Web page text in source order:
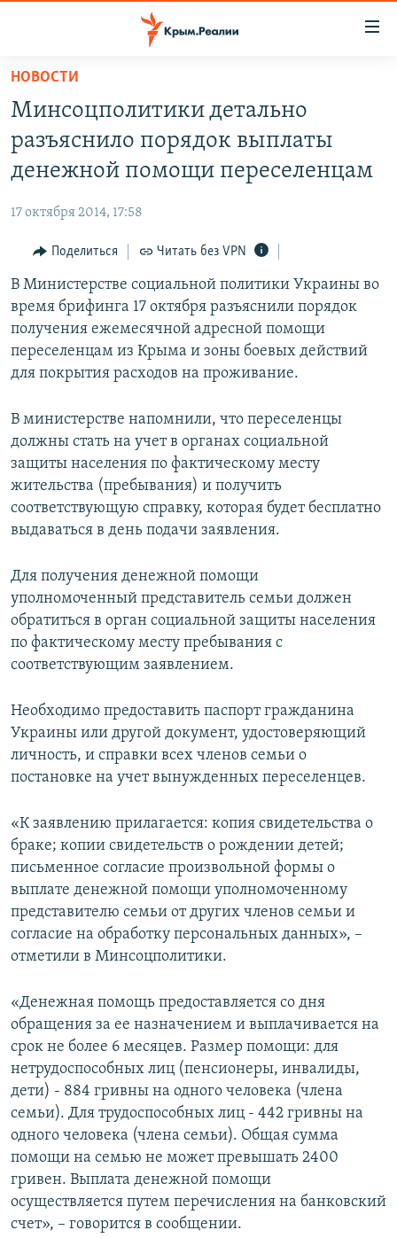
Вернуться
основному
содержанию
Вернутся
главной
навигации
Вернутся
поиску
СПЕЦПРОЕКТЫ
11 ЛЕТ ОККУПАЦИИ КРЫМА. 11 ИСТОРИЙ СОПРОТИВЛЕНИЯ
ВОДА
ЕЩЕ
ИНТЕРАКТИВ
ИНФОГРАФИКА
ТЕЛЕПРОЕКТ КРЫМ.РЕАЛИИ
СОВЕТЫ ПРАВОЗАЩИТНИКОВ
ПРОПАВШИЕ БЕЗ ВЕСТИ
ПОБЕДИТЕЛЕЙ НЕ СУДЯТ?
КРЫМ.НЕПОКОРЕННЫЙ
УКРАИНСКАЯ ПРОБЛЕМА КРЫМА
РАДІО СВОБОДА
КАК ОБОЙТИ БЛОКИРОВКУ
Українською
Qırımtatar
ПРИСОЕДИНЯЙТЕСЬ!
Все сайты RFE/RL
НОВОСТИ
Минсоцполитики детально
разъяснило порядок выплаты
денежной помощи переселенцам
17 октября 2014, 17:58
Поделиться Читать без VPN
В Министерстве социальной политики Украины во
время брифинга 17 октября разъяснили порядок
получения ежемесячной адресной помощи
переселенцам из Крыма и зоны боевых действий
для покрытия расходов на проживание.
В министерстве напомнили, что переселенцы
должны стать на учет в органах социальной
защиты населения по фактическому месту
жительства (пребывания) и получить
соответствующую справку, которая будет бесплатно
выдаваться в день подачи заявления.
Для получения денежной помощи
уполномоченный представитель семьи должен
обратиться в орган социальной защиты населения
по фактическому месту пребывания с
соответствующим заявлением.
Необходимо предоставить паспорт гражданина
Украины или другой документ, удостоверяющий
личность, и справки всех членов семьи о
постановке на учет вынужденных переселенцев.
«К заявлению прилагается: копия свидетельства о
браке; копии свидетельств о рождении детей;
письменное согласие произвольной формы о
выплате денежной помощи уполномоченному
представителю семьи от других членов семьи и
согласие на обработку персональных данных», –
отметили в Минсоцполитики.
«Денежная помощь предоставляется со дня
обращения за ее назначением и выплачивается на
срок не более 6 месяцев. Размер помощи: для
нетрудоспособных лиц (пенсионеры, инвалиды,
дети) - 884 гривны на одного человека (члена
семьи). Для трудоспособных лиц - 442 гривны на
одного человека (члена семьи). Общая сумма
помощи на семью не может превышать 2400
гривен. Выплата денежной помощи
осуществляется путем перечисления на банковский
счет», – говорится в сообщении.